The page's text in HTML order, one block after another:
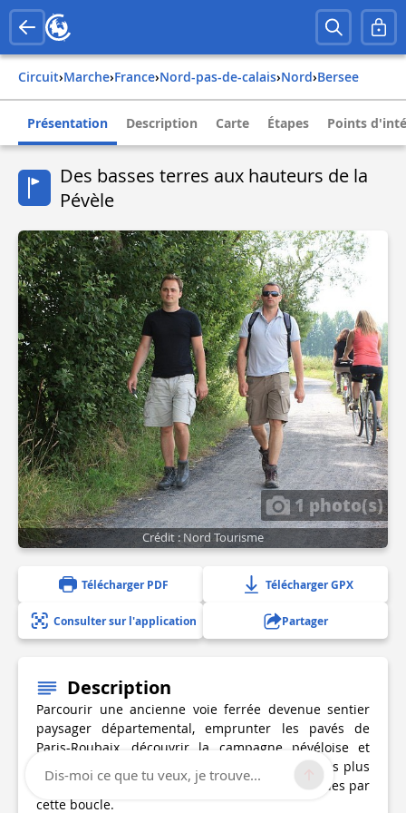
Circuit› Marche› france› nord-pas-de-calais› nord› bersee
Présentation Description Carte Étapes Points
Des basses terres aux hauteurs de la
Pévèle
1 photo(s)
Crédit : Nord Tourisme
Télécharger PDF Télécharger GPX
Consulter sur l'application Partager
Description
Parcourir une ancienne voie ferrée devenue sentier
paysager départemental, emprunter les pavés de
Paris-Roubaix, découvrir la campagne pévéloise et
notamment les différentes essences d'arbres les plus
courantes de la région, voilà les promesses tenues par
cette boucle.
Dis-moi ce que tu veux, je trouve...